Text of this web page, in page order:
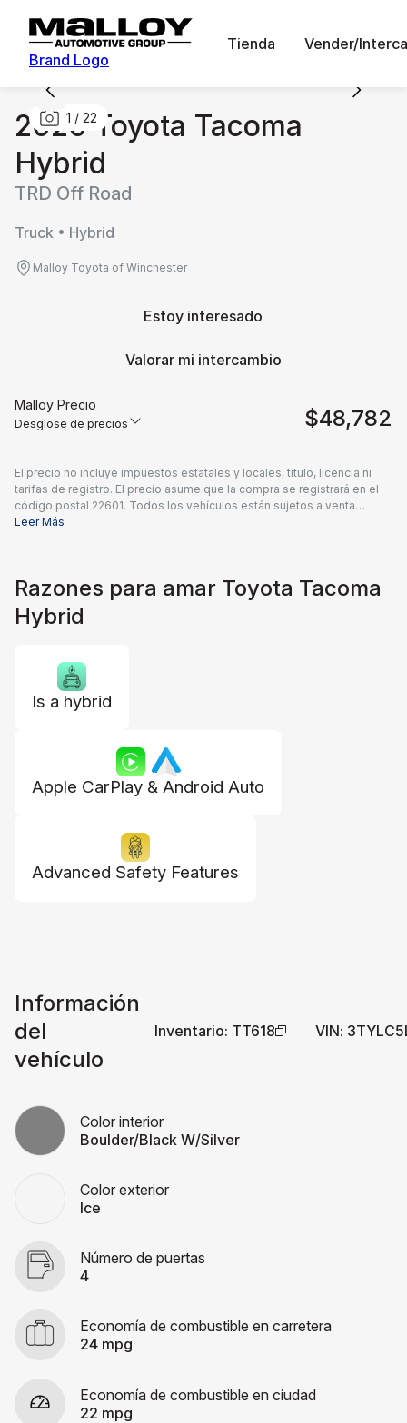
Brand Logo
Tienda Vender/
1 / 22
2026 Toyota Tacoma
Hybrid
TRD Off Road
Truck • Hybrid
Malloy Toyota of Winchester
Estoy interesado
Valorar mi intercambio
Malloy Precio
Desglose de precios $48,782
El precio no incluye impuestos estatales y locales, título, licencia ni
tarifas de registro. El precio asume que la compra se registrará en el
código postal 22601. Todos los vehículos están sujetos a venta
previa. Los precios incluyen una tarifa de documentación del
compatibles con ofertas especiales de financiamiento. Los precios
reales del concesionario pueden variar.
Leer Más
Razones para amar Toyota Tacoma
Hybrid
Is a hybrid
Apple CarPlay & Android Auto
Advanced Safety Features
Información
del
vehículo
Inventario: TT618 VIN:
Color interior
Boulder/Black W/Silver
Color exterior
Ice
Número de puertas
4
Economía de combustible en carretera
24 mpg
Economía de combustible en ciudad
22 mpg